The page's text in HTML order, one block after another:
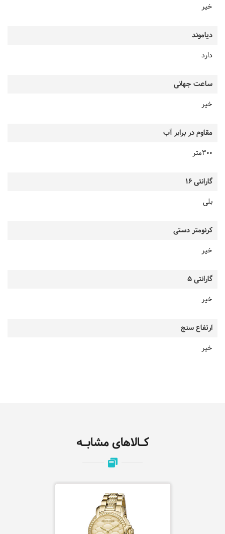
خیر
دیاموند
دارد
ساعت جهانی
خیر
مقاوم در برابر آب
300متر
گارانتی 16
بلی
کرنومتر دستی
خیر
گارانتی 5
خیر
ارتفاع سنج
خیر
کـالاهای مشابـه